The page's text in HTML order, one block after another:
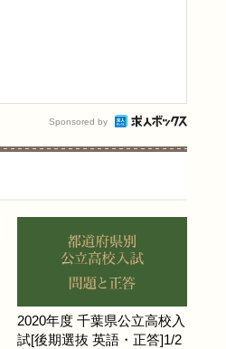
Sponsored by
2020年度 千葉県公立高校入
試[後期選抜 英語・正答]1/2